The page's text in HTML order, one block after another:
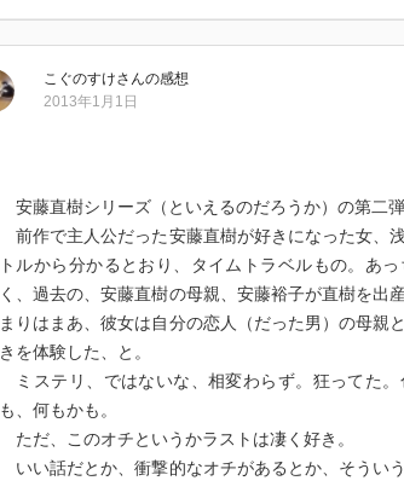
こぐのすけさんの感想
2013年1月1日
安藤直樹シリーズ（といえるのだろうか）の第二弾
前作で主人公だった安藤直樹が好きになった女、
トルから分かるとおり、タイムトラベルもの。あ
く、過去の、安藤直樹の母親、安藤裕子が直樹を出
まりはまあ、彼女は自分の恋人（だった男）の母親
きを体験した、と。
ミステリ、ではないな、相変わらず。狂ってた
も、何もかも。
ただ、このオチというかラストは凄く好き。
いい話だとか、衝撃的なオチがあるとか、そうい